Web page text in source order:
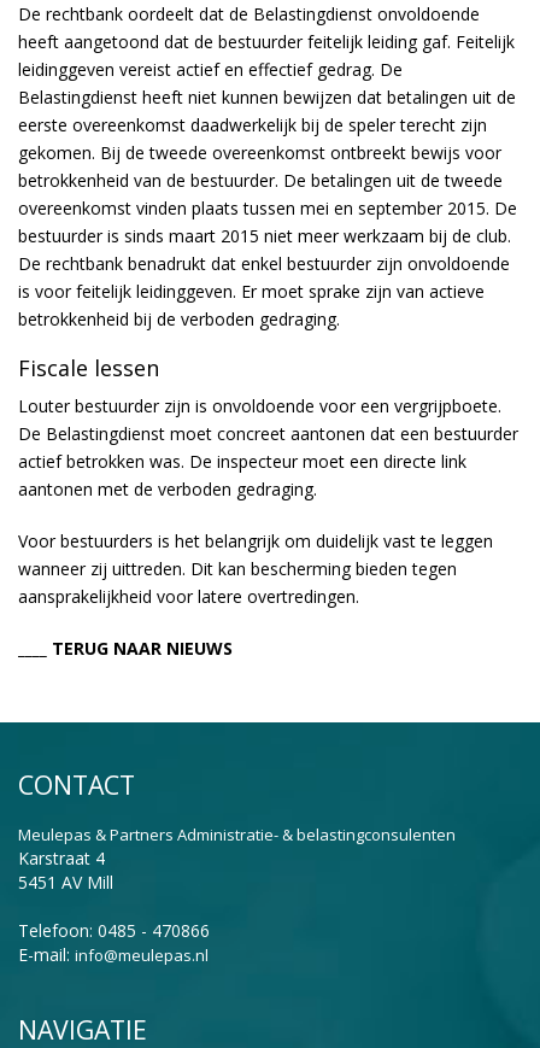
De rechtbank oordeelt dat de Belastingdienst onvoldoende
heeft aangetoond dat de bestuurder feitelijk leiding gaf. Feitelijk
leidinggeven vereist actief en effectief gedrag. De
Belastingdienst heeft niet kunnen bewijzen dat betalingen uit de
eerste overeenkomst daadwerkelijk bij de speler terecht zijn
gekomen. Bij de tweede overeenkomst ontbreekt bewijs voor
betrokkenheid van de bestuurder. De betalingen uit de tweede
overeenkomst vinden plaats tussen mei en september 2015. De
bestuurder is sinds maart 2015 niet meer werkzaam bij de club.
De rechtbank benadrukt dat enkel bestuurder zijn onvoldoende
is voor feitelijk leidinggeven. Er moet sprake zijn van actieve
betrokkenheid bij de verboden gedraging.
Fiscale lessen
Louter bestuurder zijn is onvoldoende voor een vergrijpboete.
De Belastingdienst moet concreet aantonen dat een bestuurder
actief betrokken was. De inspecteur moet een directe link
aantonen met de verboden gedraging.
Voor bestuurders is het belangrijk om duidelijk vast te leggen
wanneer zij uittreden. Dit kan bescherming bieden tegen
aansprakelijkheid voor latere overtredingen.
____ TERUG NAAR NIEUWS
CONTACT
Meulepas & Partners Administratie- & belastingconsulenten
Karstraat 4
5451 AV Mill
Telefoon: 0485 - 470866
E-mail: info@meulepas.nl
NAVIGATIE